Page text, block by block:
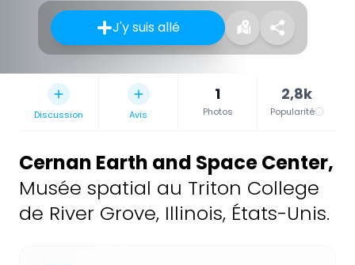
J'y suis allé
Discussion Avis
1
Photos
2,8k
Popularité
Cernan Earth and Space Center,
Musée spatial au Triton College
de River Grove, Illinois, États-Unis.